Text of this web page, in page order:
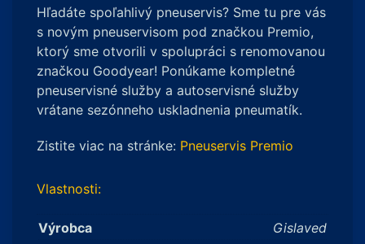
Hľadáte spoľahlivý pneuservis? Sme tu pre vás
s novým pneuservisom pod značkou Premio,
ktorý sme otvorili v spolupráci s renomovanou
značkou Goodyear! Ponúkame kompletné
pneuservisné služby a autoservisné služby
vrátane sezónneho uskladnenia pneumatík.
Zistite viac na stránke: Pneuservis Premio
Vlastnosti:
Výrobca
Gislaved